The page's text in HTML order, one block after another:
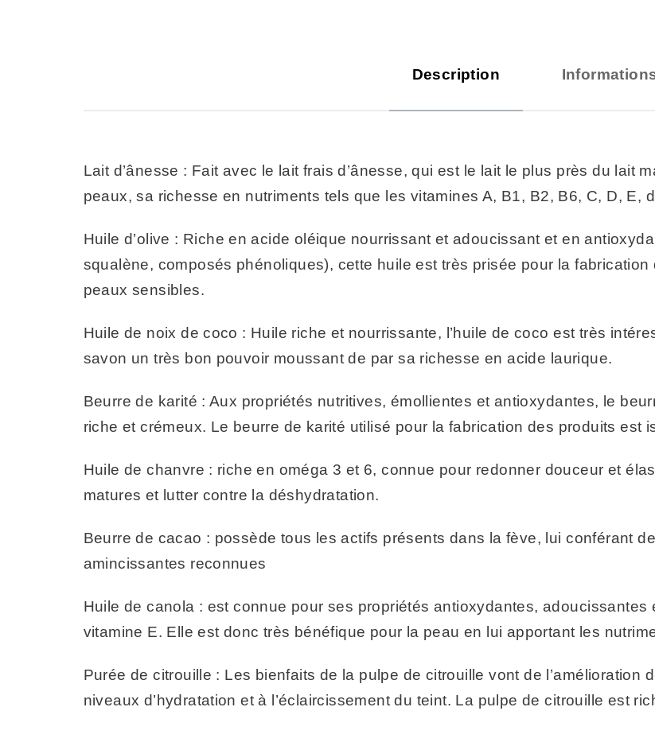
Description
Lait d’ânesse : Fait avec le lait frais d’ânesse, qui est le lait le plus près du lait
peaux, sa richesse en nutriments tels que les vitamines A, B1, B2, B6, C, D, E,
Huile d’olive : Riche en acide oléique nourrissant et adoucissant et en
squalène, composés phénoliques), cette huile est très prisée pour la
peaux sensibles.
Huile de noix de coco : Huile riche et nourrissante, l’huile de coco est très
savon un très bon pouvoir moussant de par sa richesse en acide laurique.
Beurre de karité : Aux propriétés nutritives, émollientes et antioxydantes, le
riche et crémeux. Le beurre de karité utilisé pour la fabrication des produits est
Huile de chanvre : riche en oméga 3 et 6, connue pour redonner douceur et
matures et lutter contre la déshydratation.
Beurre de cacao : possède tous les actifs présents dans la fève, lui conférant
amincissantes reconnues
Huile de canola : est connue pour ses propriétés antioxydantes,
vitamine E. Elle est donc très bénéfique pour la peau en lui apportant les
Purée de citrouille : Les bienfaits de la pulpe de citrouille vont de l’amélioration
niveaux d’hydratation et à l’éclaircissement du teint. La pulpe de citrouille est